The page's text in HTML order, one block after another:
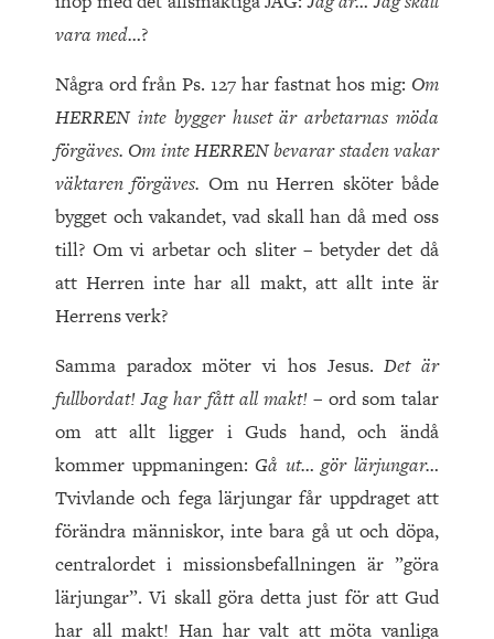
vara med…?
Några ord från Ps. 127 har fastnat hos mig: Om
HERREN inte bygger huset är arbetarnas möda
förgäves. Om inteHERRENbevarar staden vakar
väktaren förgäves. Om nu Herren sköter både
bygget och vakandet, vad skall han då med oss
till? Om vi arbetar och sliter – betyder det då
att Herren inte har all makt, att allt inte är
Herrens verk?
Samma paradox möter vi hos Jesus.Det är
fullbordat! Jag har fått all makt!– ord som talar
om att allt ligger i Guds hand, och ändå
kommer uppmaningen: Gå ut… gör lärjungar…
Tvivlande och fega lärjungar får uppdraget att
förändra människor, inte bara gå ut och döpa,
centralordet i missionsbefallningen är ”göra
lärjungar”. Vi skall göra detta just för att Gud
har all makt! Han har valt att möta vanliga